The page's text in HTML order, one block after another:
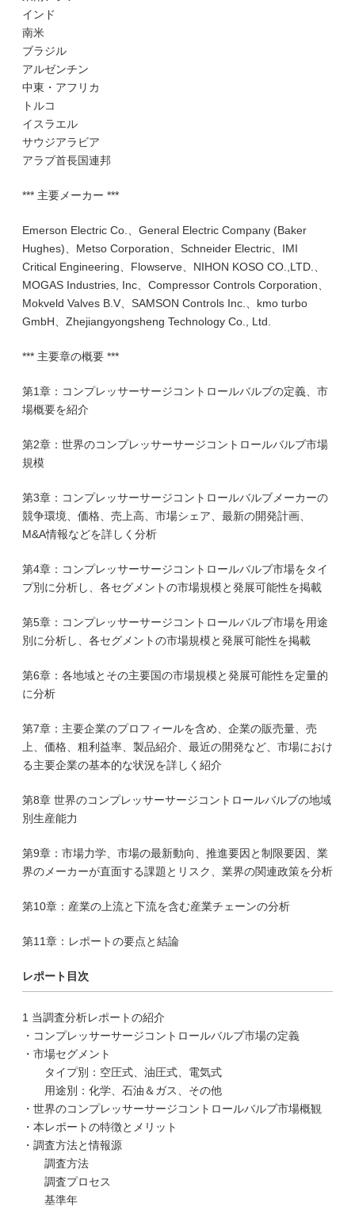
インド
南米
ブラジル
アルゼンチン
中東・アフリカ
トルコ
イスラエル
サウジアラビア
アラブ首長国連邦
*** 主要メーカー ***
Emerson Electric Co.、General Electric Company (Baker
Hughes)、Metso Corporation、Schneider Electric、IMI
Critical Engineering、Flowserve、NIHON KOSO CO.,LTD.、
MOGAS Industries, Inc、Compressor Controls Corporation、
Mokveld Valves B.V、SAMSON Controls Inc.、kmo turbo
GmbH、Zhejiangyongsheng Technology Co., Ltd.
*** 主要章の概要 ***
第1章：コンプレッサーサージコントロールバルブの定義、市
場概要を紹介
第2章：世界のコンプレッサーサージコントロールバルブ市場
規模
第3章：コンプレッサーサージコントロールバルブメーカーの
競争環境、価格、売上高、市場シェア、最新の開発計画、
M&A情報などを詳しく分析
第4章：コンプレッサーサージコントロールバルブ市場をタイ
プ別に分析し、各セグメントの市場規模と発展可能性を掲載
第5章：コンプレッサーサージコントロールバルブ市場を用途
別に分析し、各セグメントの市場規模と発展可能性を掲載
第6章：各地域とその主要国の市場規模と発展可能性を定量的
に分析
第7章：主要企業のプロフィールを含め、企業の販売量、売
上、価格、粗利益率、製品紹介、最近の開発など、市場におけ
る主要企業の基本的な状況を詳しく紹介
第8章 世界のコンプレッサーサージコントロールバルブの地域
別生産能力
第9章：市場力学、市場の最新動向、推進要因と制限要因、業
界のメーカーが直面する課題とリスク、業界の関連政策を分析
第10章：産業の上流と下流を含む産業チェーンの分析
第11章：レポートの要点と結論
レポート目次
1 当調査分析レポートの紹介
・コンプレッサーサージコントロールバルブ市場の定義
・市場セグメント
タイプ別：空圧式、油圧式、電気式
用途別：化学、石油＆ガス、その他
・世界のコンプレッサーサージコントロールバルブ市場概観
・本レポートの特徴とメリット
・調査方法と情報源
調査方法
調査プロセス
基準年